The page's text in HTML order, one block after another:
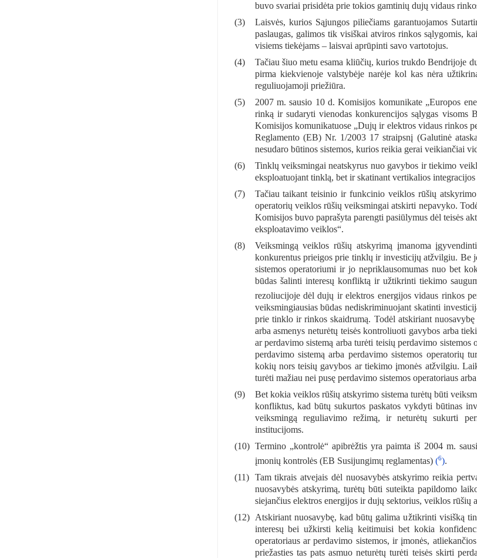
buvo svariai prisidėta prie tokios gamtinių dujų vidaus
(3)
Laisvės, kurios Sąjungos piliečiams garantuojamos
paslaugas, galimos tik visiškai atviros rinkos sąlygomis,
visiems tiekėjams – laisvai aprūpinti savo vartotojus.
(4)
Tačiau šiuo metu esama kliūčių, kurios trukdo Bendrijoje
pirma kiekvienoje valstybėje narėje kol kas nėra
reguliuojamoji priežiūra.
(5)
2007 m. sausio 10 d. Komisijos komunikate „Europos
rinką ir sudaryti vienodas konkurencijos sąlygas visoms
Komisijos komunikatuose „Dujų ir elektros vidaus rinkos
Reglamento (EB) Nr. 1/2003 17 straipsnį (Galutinė
nesudaro būtinos sistemos, kurios reikia gerai veikiančiai
(6)
Tinklų veiksmingai neatskyrus nuo gavybos ir tiekimo
eksploatuojant tinklą, bet ir skatinant vertikalios
(7)
Tačiau taikant teisinio ir funkcinio veiklos rūšių
operatorių veiklos rūšių veiksmingai atskirti nepavyko.
Komisijos buvo paprašyta parengti pasiūlymus dėl teisės
eksploatavimo veiklos“.
(8)
Veiksmingą veiklos rūšių atskyrimą įmanoma
konkurentus prieigos prie tinklų ir investicijų atžvilgiu. Be
sistemos operatoriumi ir jo nepriklausomumas nuo bet
būdas šalinti interesų konfliktą ir užtikrinti tiekimo
rezoliucijoje dėl dujų ir elektros energijos vidaus rinkos
veiksmingiausias būdas nediskriminuojant skatinti
prie tinklo ir rinkos skaidrumą. Todėl atskiriant
arba asmenys neturėtų teisės kontroliuoti gavybos arba
ar perdavimo sistemą arba turėti teisių perdavimo
perdavimo sistemą arba perdavimo sistemos operatorių
kokių nors teisių gavybos ar tiekimo įmonės atžvilgiu.
turėti mažiau nei pusę perdavimo sistemos operatoriaus
(9)
Bet kokia veiklos rūšių atskyrimo sistema turėtų būti
konfliktus, kad būtų sukurtos paskatos vykdyti būtinas
veiksmingą reguliavimo režimą, ir neturėtų sukurti
institucijoms.
(10) Termino „kontrolė“ apibrėžtis yra paimta iš 2004 m.
įmonių kontrolės (EB Susijungimų reglamentas) (6).
(11)
Tam tikrais atvejais dėl nuosavybės atskyrimo reikia
nuosavybės atskyrimą, turėtų būti suteikta papildomo
siejančius elektros energijos ir dujų sektorius, veiklos rūšių
(12)
Atskiriant nuosavybę, kad būtų galima užtikrinti visišką
interesų bei užkirsti kelią keitimuisi bet kokia
operatoriaus ar perdavimo sistemos, ir įmonės,
priežasties tas pats asmuo neturėtų turėti teisės skirti